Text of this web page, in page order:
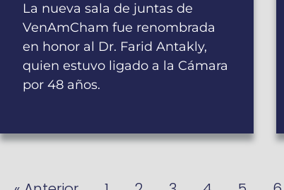
La nueva sala de juntas de
VenAmCham fue renombrada
en honor al Dr. Farid Antakly,
quien estuvo ligado a la Cámara
por 48 años.